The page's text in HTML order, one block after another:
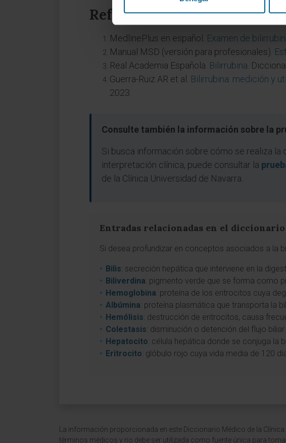
Referencias
MedlinePlus en español. Examen de
Manual MSD (versión para profesionales).
Real Academia Española. Bilirrubina .
Guerra-Ruiz AR et al. Bilirrubina: medición y
2023.
Consulte también la información sobre la
Si busca información sobre cómo se realiza
interpretación clínica, puede consultar la
de la Clínica Universidad de Navarra.
Entradas relacionadas en el diccionario
Si desea profundizar en conceptos asociados a la
Bilis: secreción hepática que interviene en la
Biliverdina: pigmento verde que se forma como
Hemoglobina: proteína de los eritrocitos cuya
Albúmina: proteína plasmática que transporta la
Hemólisis: destrucción de eritrocitos, causa
Colestasis: disminución o detención del flujo
Hepatocito: célula hepática donde se conjuga la
Eritrocito: glóbulo rojo cuya vida media de 120
La información proporcionada en este Diccionario Médico de la
términos médicos y no debe ser utilizada como fuente única para